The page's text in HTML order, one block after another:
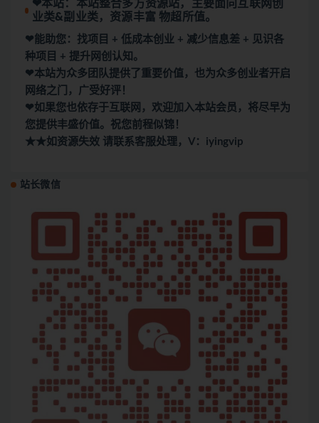
❤本站：本站整合多方资源站，主要面向互联网创
业类&副业类，资源丰富 物超所值。
❤能助您：找项目 + 低成本创业 + 减少信息差 + 见识各
种项目 + 提升网创认知。
❤本站为众多团队提供了重要价值，也为众多创业者开启
网络之门，广受好评！
❤如果您也依存于互联网，欢迎加入本站会员，将尽早为
您提供丰盛价值。祝您前程似锦！
★★如资源失效 请联系客服处理，V：iyingvip
站长微信